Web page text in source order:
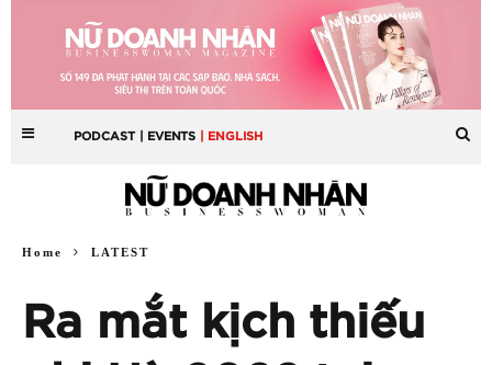
PODCAST | EVENTS | ENGLISH
Home LATEST
Ra mắt kịch thiếu